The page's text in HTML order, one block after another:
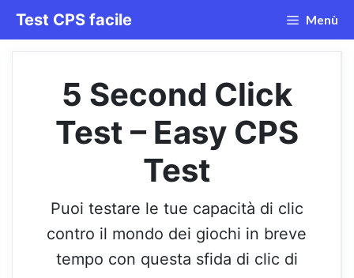
Vai
al
Test CPS facile Menù
5 Second Click
Test – Easy CPS
Test
Puoi testare le tue capacità di clic
contro il mondo dei giochi in breve
tempo con questa sfida di clic di